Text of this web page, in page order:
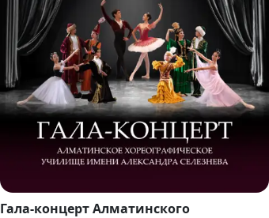
Гала-концерт Алматинского